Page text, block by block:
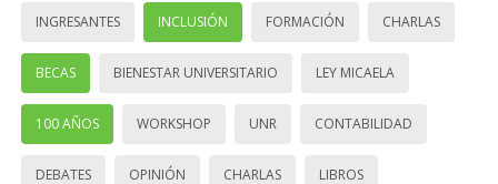
INGRESANTES INCLUSIÓN FORMACIÓN CHARLAS
BECAS BIENESTAR UNIVERSITARIO LEY MICAELA
100 AÑOS WORKSHOP UNR CONTABILIDAD
DEBATES OPINIÓN CHARLAS LIBROS